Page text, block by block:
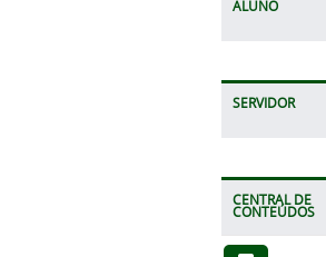
ALUNO
SERVIDOR
CENTRAL DE
CONTEÚDOS